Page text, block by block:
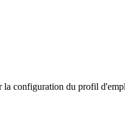
la configuration du profil